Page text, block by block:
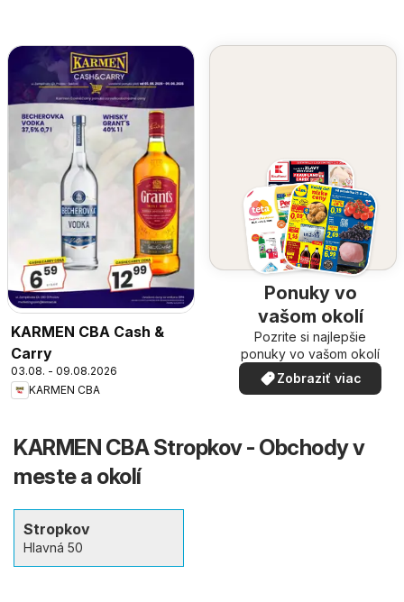
KARMEN CBA Cash &
Carry
03.08. - 09.08.2026
KARMEN CBA
Ponuky vo
vašom okolí
Pozrite si najlepšie
ponuky vo vašom okolí
Zobraziť viac
KARMEN CBA Stropkov - Obchody v
meste a okolí
Stropkov
Hlavná 50